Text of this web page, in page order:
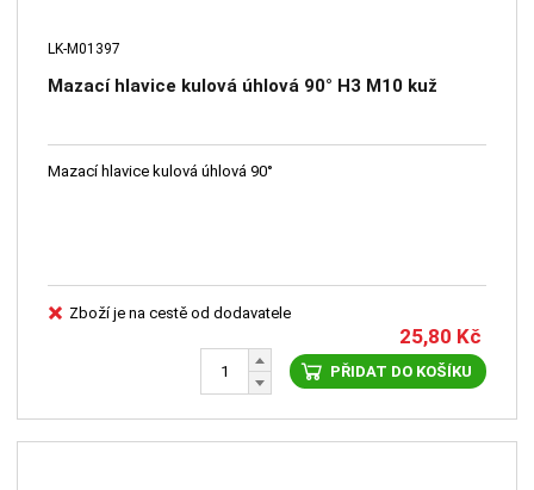
LK-M01397
Mazací hlavice kulová úhlová 90° H3 M10 kuž
Mazací hlavice kulová úhlová 90°
Zboží je na cestě od dodavatele
25,80 Kč
PŘIDAT DO KOŠÍKU